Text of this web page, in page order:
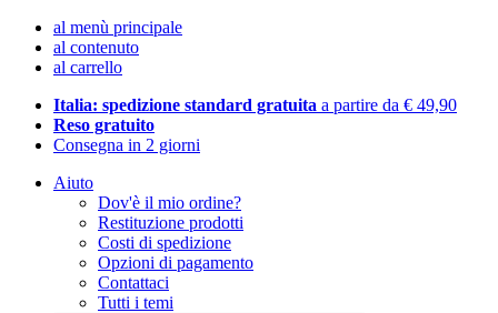
al menù principale
al contenuto
al carrello
Italia: spedizione standard gratuita a partire da € 49,90
Reso gratuito
Consegna in 2 giorni
Aiuto
Dov'è il mio ordine?
Restituzione prodotti
Costi di spedizione
Opzioni di pagamento
Contattaci
Tutti i temi